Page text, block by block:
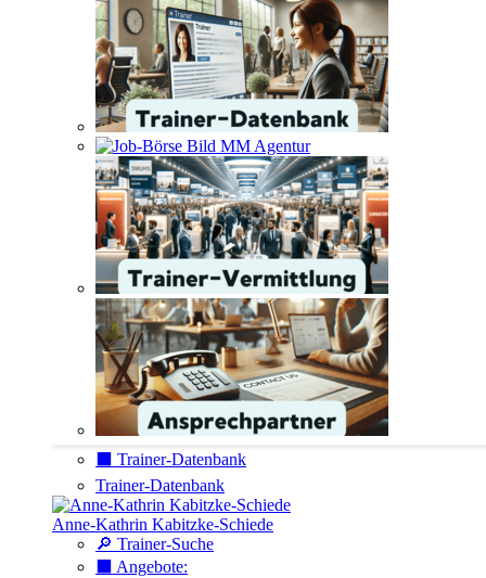
⬛️ Trainer-Datenbank
Trainer-Datenbank
Anne-Kathrin Kabitzke-Schiede
🔎 Trainer-Suche
⬛️ Angebote: